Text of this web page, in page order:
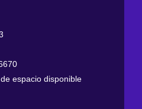
espacio disponible